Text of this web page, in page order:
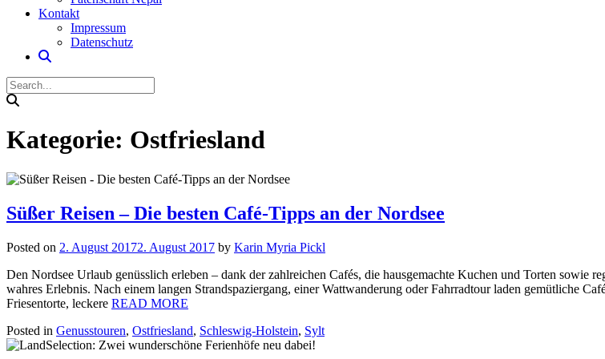
Kontakt
Impressum
Datenschutz
Kategorie: Ostfriesland
Süßer Reisen – Die besten Café-Tipps an der Nordsee
Posted on 2. August 20172. August 2017 by Karin Myria Pickl
Den Nordsee Urlaub genüsslich erleben – dank der zahlreichen Cafés, die hausgemachte Kuchen und Torten sowie
wahres Erlebnis. Nach einem langen Strandspaziergang, einer Wattwanderung oder Fahrradtour laden gemütliche
Friesentorte, leckere READ MORE
Posted in Genusstouren, Ostfriesland, Schleswig-Holstein, Sylt